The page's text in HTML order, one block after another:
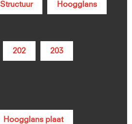
Structuur Hoogglans
202 203
Hoogglans plaat